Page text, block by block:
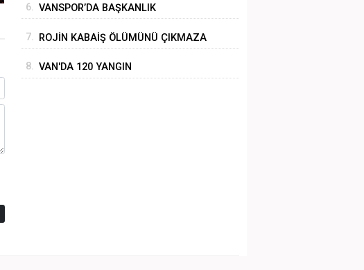
6. VANSPOR’DA BAŞKANLIK
7. ROJİN KABAİŞ ÖLÜMÜNÜ ÇIKMAZA
8. VAN'DA 120 YANGIN